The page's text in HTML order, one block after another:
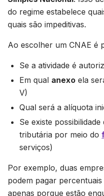
do regime estabelece
quais são impeditivas.
Ao escolher um CNAE é
Se a atividade é
Em qual anexo ela
V)
Qual será a alíquota
Se existe
tributária por meio do
serviços)
Por exemplo, duas
podem pagar
apenas porque estão